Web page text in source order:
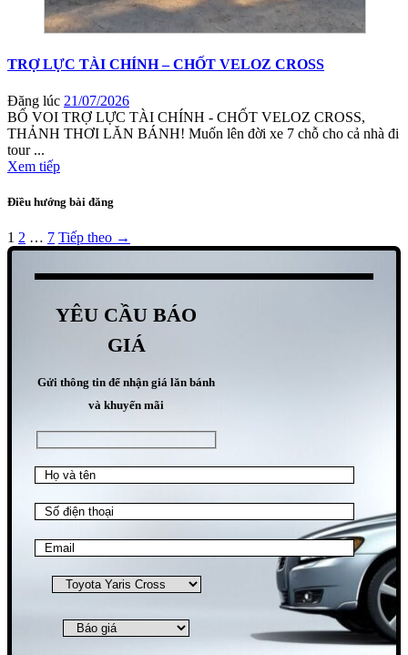
TRỢ LỰC TÀI CHÍNH – CHỐT VELOZ CROSS
Đăng lúc 21/07/2026
BỐ VOI TRỢ LỰC TÀI CHÍNH - CHỐT VELOZ CROSS,
THẢNH THƠI LĂN BÁNH! Muốn lên đời xe 7 chỗ cho cả nhà đi
tour ...
Xem tiếp
Điều hướng bài đăng
1 2 … 7 Tiếp theo →
YÊU CẦU BÁO
GIÁ
Gửi thông tin để nhận giá lăn bánh
và khuyến mãi